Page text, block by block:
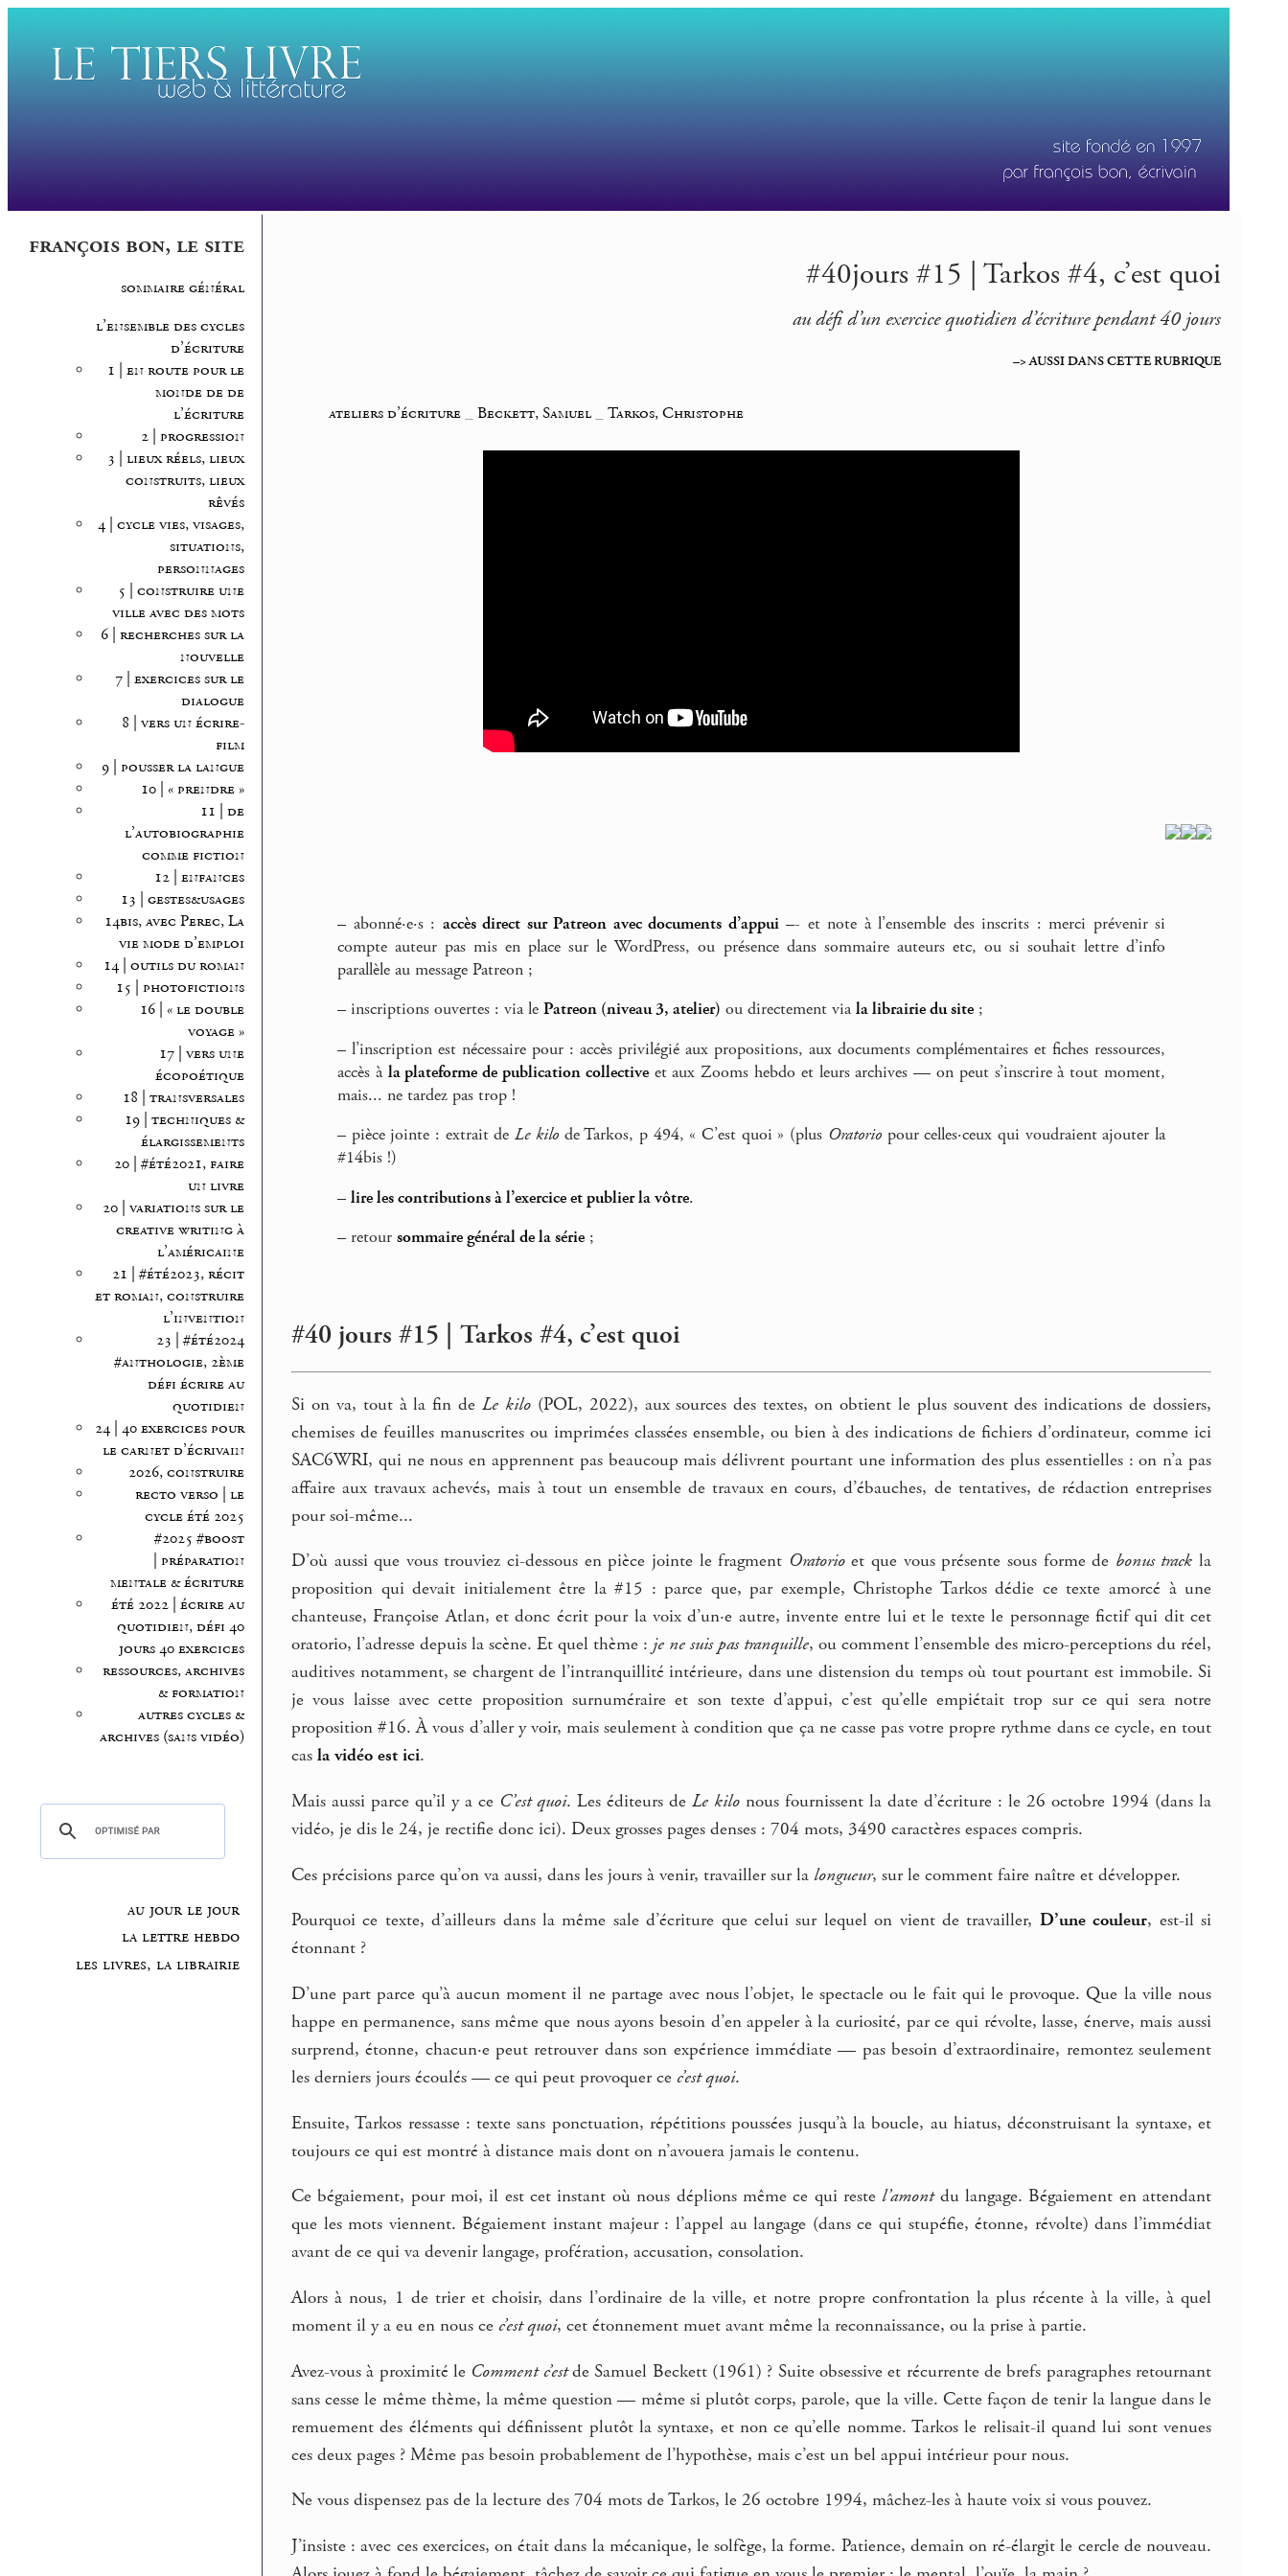
françois bon, le site
sommaire général
l’ensemble des cycles
d’écriture
1 | en route pour le
monde de de
l’écriture
2 | progression
3 | lieux réels, lieux
construits, lieux
rêvés
4 | cycle vies, visages,
situations,
personnages
5 | construire une
ville avec des mots
6 | recherches sur la
nouvelle
7 | exercices sur le
dialogue
8 | vers un écrire-
film
9 | pousser la langue
10 | « prendre »
11 | de
l’autobiographie
comme fiction
12 | enfances
13 | gestes&usages
14bis, avec Perec, La
vie mode d’emploi
14 | outils du roman
15 | photofictions
16 | « le double
voyage »
17 | vers une
écopoétique
18 | transversales
19 | techniques &
élargissements
20 | #été2021, faire
un livre
20 | variations sur le
creative writing à
l’américaine
21 | #été2023, récit
et roman, construire
l’invention
23 | #été2024
#anthologie, 2ème
défi écrire au
quotidien
24 | 40 exercices pour
le carnet d’écrivain
2026, construire
recto verso | le
cycle été 2025
#2025 #boost
| préparation
mentale & écriture
été 2022 | écrire au
quotidien, défi 40
jours 40 exercices
ressources, archives
& formation
autres cycles &
archives (sans vidéo)
au jour le jour
la lettre hebdo
les livres, la librairie
#40jours #15 | Tarkos #4, c’est quoi
au défi d’un exercice quotidien d’écriture pendant 40 jours
–> AUSSI DANS CETTE RUBRIQUE
ateliers d’écriture _Beckett, Samuel _Tarkos, Christophe
– abonné·e·s : accès direct sur Patreon avec documents d’appui–- et note à l’ensemble des inscrits : merci prévenir si
compte auteur pas mis en place sur le WordPress, ou présence dans sommaire auteurs etc, ou si souhait lettre d’info
parallèle au message Patreon ;
– inscriptions ouvertes : via le Patreon (niveau 3, atelier) ou directement viala librairie du site ;
– l’inscription est nécessaire pour : accès privilégié aux propositions, aux documents complémentaires et fiches ressources,
accès à la plateforme de publication collectiveet aux Zooms hebdo et leurs archives — on peut s’inscrire à tout moment,
mais... ne tardez pas trop !
– pièce jointe : extrait deLe kilode Tarkos, p 494, « C’est quoi » (plus Oratoriopour celles·ceux qui voudraient ajouter la
#14bis !)
– lire les contributions à l’exercice et publier la vôtre.
– retour sommaire général de la série ;
#40 jours #15 | Tarkos #4, c’est quoi
Si on va, tout à la fin deLe kilo(POL, 2022), aux sources des textes, on obtient le plus souvent des indications de dossiers,
chemises de feuilles manuscrites ou imprimées classées ensemble, ou bien à des indications de fichiers d’ordinateur, comme ici
SAC6WRI, qui ne nous en apprennent pas beaucoup mais délivrent pourtant une information des plus essentielles : on n’a pas
affaire aux travaux achevés, mais à tout un ensemble de travaux en cours, d’ébauches, de tentatives, de rédaction entreprises
pour soi-même...
D’où aussi que vous trouviez ci-dessous en pièce jointe le fragment Oratorioet que vous présente sous forme de bonus track la
proposition qui devait initialement être la #15 : parce que, par exemple, Christophe Tarkos dédie ce texte amorcé à une
chanteuse, Françoise Atlan, et donc écrit pour la voix d’un·e autre, invente entre lui et le texte le personnage fictif qui dit cet
oratorio, l’adresse depuis la scène. Et quel thème :je ne suis pas tranquille, ou comment l’ensemble des micro-perceptions du réel,
auditives notamment, se chargent de l’intranquillité intérieure, dans une distension du temps où tout pourtant est immobile. Si
je vous laisse avec cette proposition surnuméraire et son texte d’appui, c’est qu’elle empiétait trop sur ce qui sera notre
proposition #16. À vous d’aller y voir, mais seulement à condition que ça ne casse pas votre propre rythme dans ce cycle, en tout
cas la vidéo est ici.
Mais aussi parce qu’il y a ce C’est quoi. Les éditeurs deLe kilo nous fournissent la date d’écriture : le 26 octobre 1994 (dans la
vidéo, je dis le 24, je rectifie donc ici). Deux grosses pages denses : 704 mots, 3490 caractères espaces compris.
Ces précisions parce qu’on va aussi, dans les jours à venir, travailler sur la longueur, sur le comment faire naître et développer.
Pourquoi ce texte, d’ailleurs dans la même sale d’écriture que celui sur lequel on vient de travailler, D’une couleur, est-il si
étonnant ?
D’une part parce qu’à aucun moment il ne partage avec nous l’objet, le spectacle ou le fait qui le provoque. Que la ville nous
happe en permanence, sans même que nous ayons besoin d’en appeler à la curiosité, par ce qui révolte, lasse, énerve, mais aussi
surprend, étonne, chacun·e peut retrouver dans son expérience immédiate — pas besoin d’extraordinaire, remontez seulement
les derniers jours écoulés — ce qui peut provoquer ce c’est quoi.
Ensuite, Tarkos ressasse : texte sans ponctuation, répétitions poussées jusqu’à la boucle, au hiatus, déconstruisant la syntaxe, et
toujours ce qui est montré à distance mais dont on n’avouera jamais le contenu.
Ce bégaiement, pour moi, il est cet instant où nous déplions même ce qui reste l’amontdu langage. Bégaiement en attendant
que les mots viennent. Bégaiement instant majeur : l’appel au langage (dans ce qui stupéfie, étonne, révolte) dans l’immédiat
avant de ce qui va devenir langage, profération, accusation, consolation.
Alors à nous, 1 de trier et choisir, dans l’ordinaire de la ville, et notre propre confrontation la plus récente à la ville, à quel
moment il y a eu en nous ce c’est quoi, cet étonnement muet avant même la reconnaissance, ou la prise à partie.
Avez-vous à proximité le Comment c’estde Samuel Beckett (1961) ? Suite obsessive et récurrente de brefs paragraphes retournant
sans cesse le même thème, la même question — même si plutôt corps, parole, que la ville. Cette façon de tenir la langue dans le
remuement des éléments qui définissent plutôt la syntaxe, et non ce qu’elle nomme. Tarkos le relisait-il quand lui sont venues
ces deux pages ? Même pas besoin probablement de l’hypothèse, mais c’est un bel appui intérieur pour nous.
Ne vous dispensez pas de la lecture des 704 mots de Tarkos, le 26 octobre 1994, mâchez-les à haute voix si vous pouvez.
J’insiste : avec ces exercices, on était dans la mécanique, le solfège, la forme. Patience, demain on ré-élargit le cercle de nouveau.